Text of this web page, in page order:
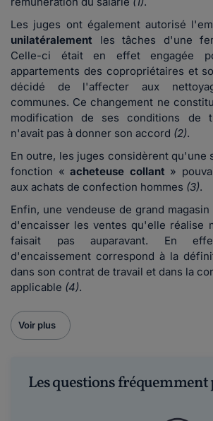
Les juges ont également autorisé
unilatéralement les tâches d'une
Celle-ci était en effet engagée
appartements des copropriétaires et
décidé de l'affecter aux
communes. Ce changement ne
modification de ses conditions de
n'avait pas à donner son accord (2).
En outre, les juges considèrent qu'une
fonction « acheteuse collant »
aux achats de confection hommes (3).
Enfin, une vendeuse de grand
d'encaisser les ventes qu'elle réalise
faisait pas auparavant. En
d'encaissement correspond à la
dans son contrat de travail et dans la
applicable (4).
Voir plus
Les questions fréquemment